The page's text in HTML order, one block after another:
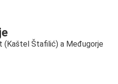
(Kaštel Štafilić) a Međugorje